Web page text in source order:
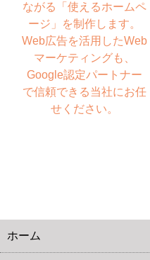
ながる「使えるホームペ
ージ」を制作します。
Web広告を活用したWeb
マーケティングも、
Google認定パートナー
で信頼できる当社にお任
せください。
ホーム